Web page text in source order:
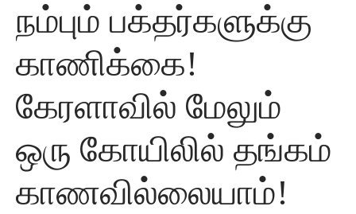
நம்பும் பக்தர்களுக்கு
காணிக்கை!
கேரளாவில் மேலும்
ஒரு கோயிலில் தங்கம்
காணவில்லையாம்!